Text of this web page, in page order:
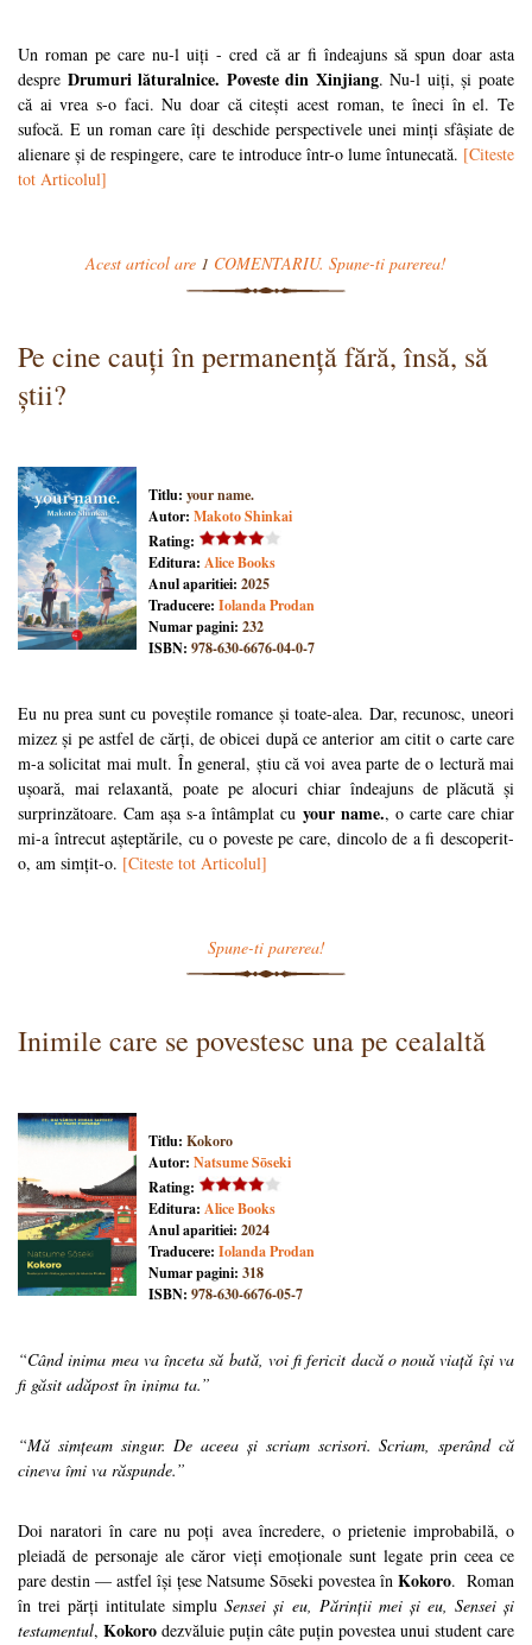
Un roman pe care nu-l uiți - cred că ar fi îndeajuns să spun doar asta
despre Drumuri lăturalnice. Poveste din Xinjiang. Nu-l uiți, și poate
că ai vrea s-o faci. Nu doar că citești acest roman, te îneci în el. Te
sufocă. E un roman care îți deschide perspectivele unei minți sfâșiate de
alienare și de respingere, care te introduce într-o lume întunecată. [Citeste
tot Articolul]
Acest articol are 1 COMENTARIU. Spune-ti parerea!
Pe cine cauți în permanență fără, însă, să
știi?
Titlu: your name.
Autor: Makoto Shinkai
Rating:
Editura: Alice Books
Anul aparitiei: 2025
Traducere: Iolanda Prodan
Numar pagini: 232
ISBN: 978-630-6676-04-0-7
Eu nu prea sunt cu poveștile romance și toate-alea. Dar, recunosc, uneori
mizez și pe astfel de cărți, de obicei după ce anterior am citit o carte care
m-a solicitat mai mult. În general, știu că voi avea parte de o lectură mai
ușoară, mai relaxantă, poate pe alocuri chiar îndeajuns de plăcută și
surprinzătoare. Cam așa s-a întâmplat cu your name., o carte care chiar
mi-a întrecut așteptările, cu o poveste pe care, dincolo de a fi descoperit-
o, am simțit-o. [Citeste tot Articolul]
Spune-ti parerea!
Inimile care se povestesc una pe cealaltă
Titlu: Kokoro
Autor: Natsume Sōseki
Rating:
Editura: Alice Books
Anul aparitiei: 2024
Traducere: Iolanda Prodan
Numar pagini: 318
ISBN: 978-630-6676-05-7
“Când inima mea va înceta să bată, voi fi fericit dacă o nouă viață își va
fi găsit adăpost în inima ta.”
“Mă simțeam singur. De aceea și scriam scrisori. Scriam, sperând că
cineva îmi va răspunde.”
Doi naratori în care nu poți avea încredere, o prietenie improbabilă, o
pleiadă de personaje ale căror vieți emoționale sunt legate prin ceea ce
pare destin — astfel își țese Natsume Sōseki povestea în Kokoro. Roman
în trei părți intitulate simpluSensei și eu, Părinții mei și eu, Sensei și
testamentul, Kokoro dezvăluie puțin câte puțin povestea unui student care